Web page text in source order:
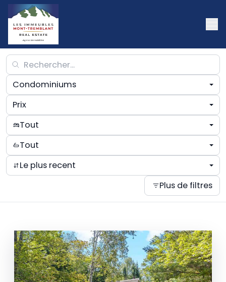
Condominiums
Prix
Tout
Tout
Le plus recent
Plus de filtres